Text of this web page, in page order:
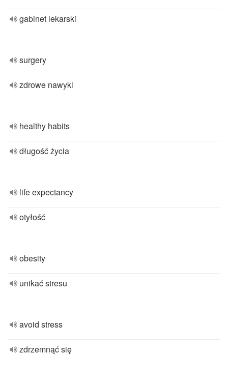
gabinet lekarski
surgery
zdrowe nawyki
healthy habits
długość życia
life expectancy
otyłość
obesity
unikać stresu
avoid stress
zdrzemnąć się